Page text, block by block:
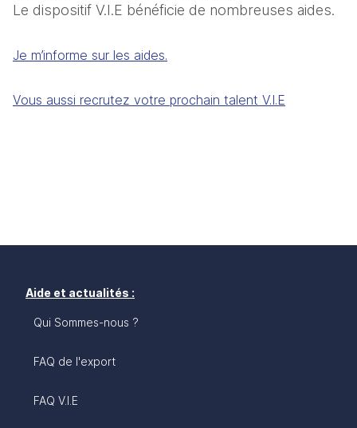
Le dispositif V.I.E bénéficie de nombreuses aides.
Je m’informe sur les aides.
Vous aussi recrutez votre prochain talent V.I.E
Aide et actualités :
Qui Sommes-nous ?
FAQ de l'export
FAQ V.I.E